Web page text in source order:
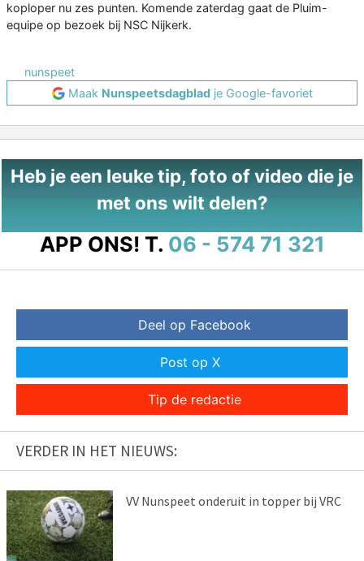
koploper nu zes punten. Komende zaterdag gaat de Pluim-
equipe op bezoek bij NSC Nijkerk.
nunspeet
Maak Nunspeetsdagbladje Google-favoriet
Heb je een leuke tip, foto of video die je
met ons wilt delen?
APP ONS! T. 06 - 574 71 321
Deel op Facebook
Post op X
Tip de redactie
VERDER IN HET NIEUWS:
VV Nunspeet onderuit in topper bij VRC